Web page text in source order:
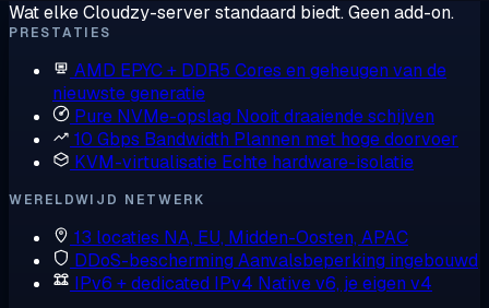
Wat elke Cloudzy-server standaard biedt. Geen add-on.
PRESTATIES
AMD EPYC + DDR5 Cores en geheugen van de
nieuwste generatie
Pure NVMe-opslag Nooit draaiende schijven
10 Gbps Bandwidth Plannen met hoge doorvoer
KVM-virtualisatie Echte hardware-isolatie
WERELDWIJD NETWERK
13 locaties NA, EU, Midden-Oosten, APAC
DDoS-bescherming Aanvalsbeperking ingebouwd
IPv6 + dedicated IPv4 Native v6, je eigen v4